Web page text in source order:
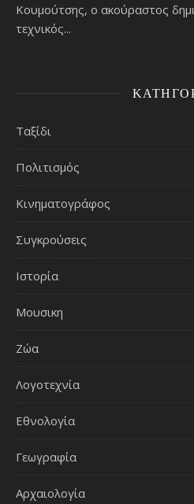
Κουμούτσης, ο ακούραστος
τεχνικός...
Ταξίδι
Πολιτισμός
Κινηματογράφος
Συγκρούσεις
Ιστορία
Μουσικη
Ζώα
Λογοτεχνία
Εθνολογία
Γεωγραφία
Αρχαιολογία